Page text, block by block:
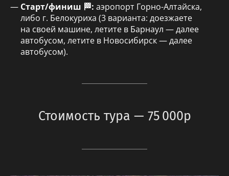
Старт/финиш 🏁: аэропорт Горно-Алтайска,
либо г. Белокуриха (3 варианта: доезжаете
на своей машине, летите в Барнаул — далее
автобусом, летите в Новосибирск — далее
автобусом).
Стоимость тура — 75 000р